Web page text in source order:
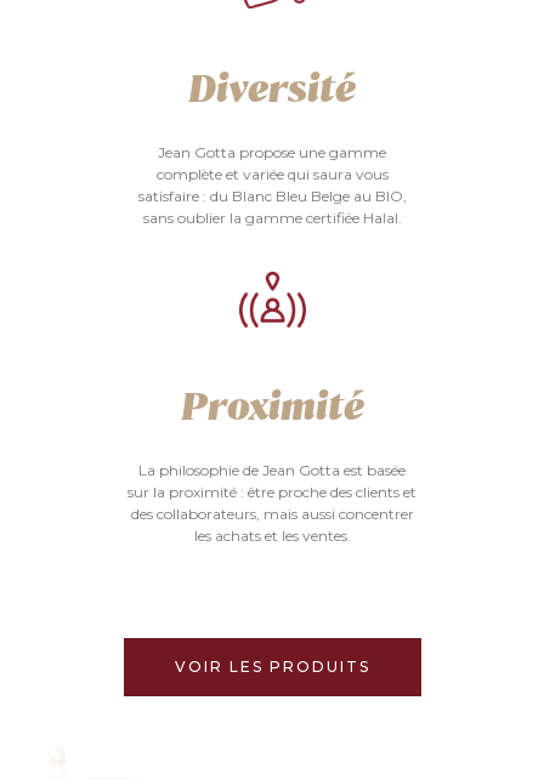
Diversité
Jean Gotta propose une gamme
complète et variée qui saura vous
satisfaire : du Blanc Bleu Belge au BIO,
sans oublier la gamme certifiée Halal.
Proximité
La philosophie de Jean Gotta est basée
sur la proximité : être proche des clients et
des collaborateurs, mais aussi concentrer
les achats et les ventes.
VOIR LES PRODUITS